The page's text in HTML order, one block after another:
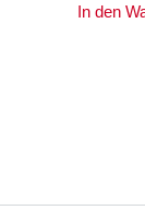
In den